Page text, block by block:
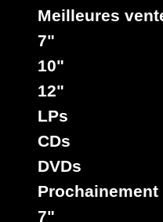
Meilleures
7"
10"
12"
LPs
CDs
DVDs
Prochainement
7"